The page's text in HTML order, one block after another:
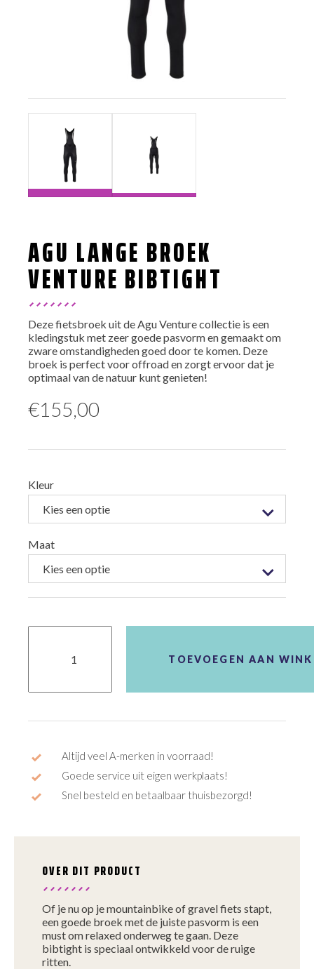
AGU LANGE BROEK
VENTURE BIBTIGHT
Deze fietsbroek uit de Agu Venture collectie is een
kledingstuk met zeer goede pasvorm en gemaakt om
zware omstandigheden goed door te komen. Deze
broek is perfect voor offroad en zorgt ervoor dat je
optimaal van de natuur kunt genieten!
€155,00
Kleur
Maat
TOEVOEGEN AAN
Altijd veel A-merken in voorraad!
Goede service uit eigen werkplaats!
Snel besteld en betaalbaar thuisbezorgd!
OVER DIT PRODUCT
Of je nu op je mountainbike of gravel fiets stapt,
een goede broek met de juiste pasvorm is een
must om relaxed onderweg te gaan. Deze
bibtight is speciaal ontwikkeld voor de ruige
ritten.